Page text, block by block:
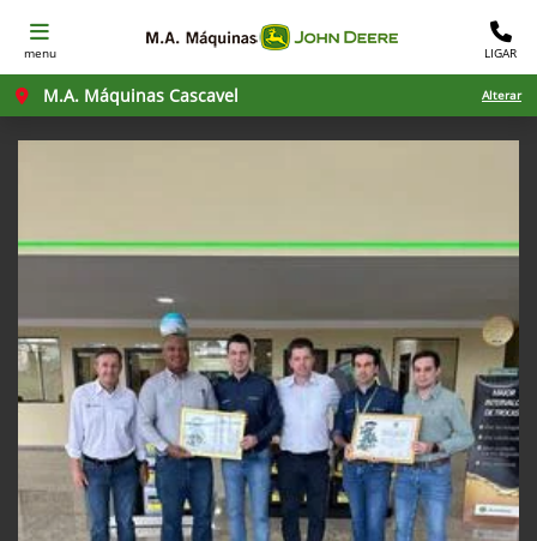
menu LIGAR
M.A. Máquinas Cascavel Alterar